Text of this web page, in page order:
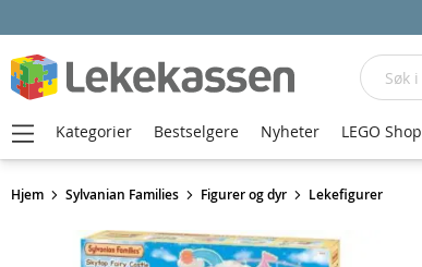
Hjem Sylvanian Families Figurer og dyr Lekefigurer
Søk
Kategorier Bestselgere Nyheter LEGO Shop